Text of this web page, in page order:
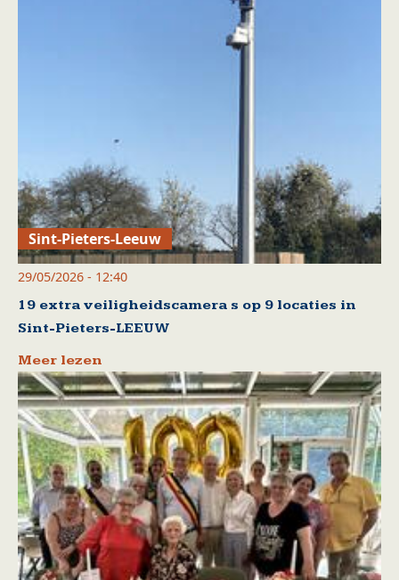
Sint-Pieters-Leeuw
29/05/2026 - 12:40
19 extra veiligheidscamera s op 9 locaties in
Sint-Pieters-LEEUW
Meer lezen